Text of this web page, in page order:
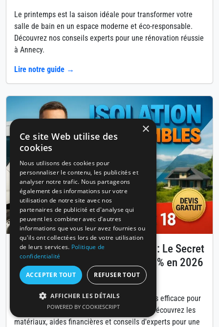
Le printemps est la saison idéale pour transformer votre
salle de bain en un espace moderne et éco-responsable.
Découvrez nos conseils experts pour une rénovation réussie
à Annecy.
Lire notre guide →
Isolation des combles à Annecy : Le Secret
pour Réduire Vos Factures de 30% en 2026
Publié le 14 avril 2026
L'isolation des combles est la solution la plus efficace pour
diminuer vos coûts énergétiques à Annecy. Découvrez les
matériaux, aides financières et conseils d'experts pour une
×
Ce site Web utilise des
cookies
Nous utilisons des cookies pour
personnaliser le contenu, les publicités et
analyser notre trafic. Nous partageons
également des informations sur votre
utilisation de notre site avec nos
partenaires de publicité et d'analyse qui
peuvent les combiner avec d'autres
informations que vous leur avez fournies ou
qu'ils ont collectées lors de votre utilisation
de leurs services. Politique de
confidentialité
ACCEPTER TOUT REFUSER TOUT
AFFICHER LES DÉTAILS
POWERED BY COOKIESCRIPT